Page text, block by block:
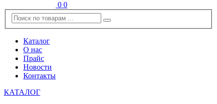
0 0
Каталог
О нас
Прайс
Новости
Контакты
КАТАЛОГ